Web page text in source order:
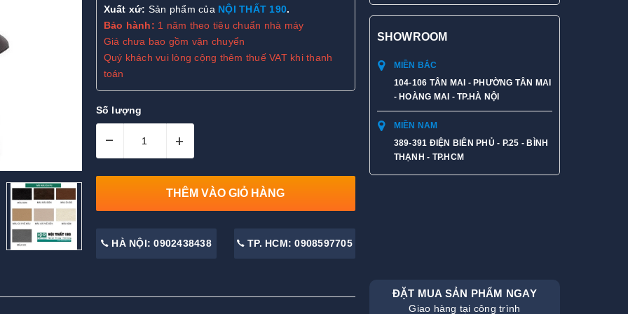
Xuất xứ: Sản phẩm của NỘI THẤT 190.
Bảo hành: 1 năm theo tiêu chuẩn nhà máy
Giá chưa bao gồm vận chuyển
Quý khách vui lòng cộng thêm thuế VAT khi thanh
toán
Số lượng
– +
THÊM VÀO GIỎ HÀNG
HÀ NỘI: 0902438438 TP. HCM: 0908597705
SHOWROOM
MIỀN BẮC
104-106 TÂN MAI - PHƯỜNG TÂN MAI
- HOÀNG MAI - TP.HÀ NỘI
MIỀN NAM
389-391 ĐIỆN BIÊN PHỦ - P.25 - BÌNH
THẠNH - TP.HCM
ĐẶT MUA SẢN PHẨM NGAY
Giao hàng tại công trình